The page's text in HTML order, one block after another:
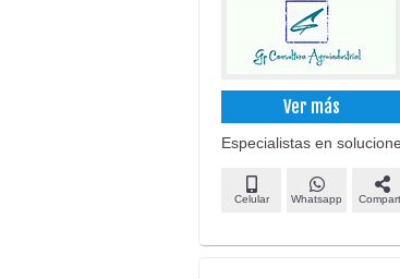
Ver más
Especialistas en
Celular Whatsapp